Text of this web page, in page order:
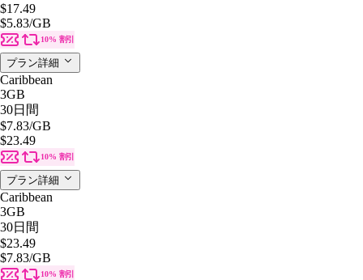
$17.49
$5.83/GB
10% 割引
プラン詳細
Caribbean
3GB
30日間
$7.83/GB
$23.49
10% 割引
プラン詳細
Caribbean
3GB
30日間
$23.49
$7.83/GB
10% 割引